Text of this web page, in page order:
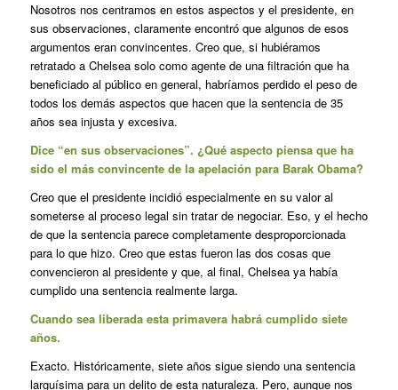
Nosotros nos centramos en estos aspectos y el presidente, en
sus observaciones, claramente encontró que algunos de esos
argumentos eran convincentes. Creo que, si hubiéramos
retratado a Chelsea solo como agente de una filtración que ha
beneficiado al público en general, habríamos perdido el peso de
todos los demás aspectos que hacen que la sentencia de 35
años sea injusta y excesiva.
Dice “en sus observaciones”. ¿Qué aspecto piensa que ha
sido el más convincente de la apelación para Barak Obama?
Creo que el presidente incidió especialmente en su valor al
someterse al proceso legal sin tratar de negociar. Eso, y el hecho
de que la sentencia parece completamente desproporcionada
para lo que hizo. Creo que estas fueron las dos cosas que
convencieron al presidente y que, al final, Chelsea ya había
cumplido una sentencia realmente larga.
Cuando sea liberada esta primavera habrá cumplido siete
años.
Exacto. Históricamente, siete años sigue siendo una sentencia
larguísima para un delito de esta naturaleza. Pero, aunque nos